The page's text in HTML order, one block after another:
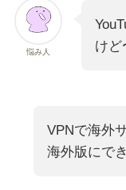
悩み人
けど
VPNで海外
海外版にで